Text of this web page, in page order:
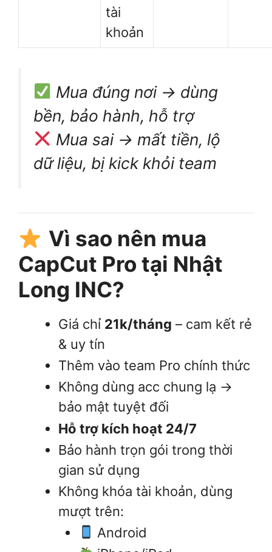
tài
khoản
Mua đúng nơi → dùng
bền, bảo hành, hỗ trợ
Mua sai → mất tiền, lộ
dữ liệu, bị kick khỏi team
Vì sao nên mua
CapCut Pro tại Nhật
Long INC?
Giá chỉ 21k/tháng – cam kết rẻ
& uy tín
Thêm vào team Pro chính thức
Không dùng acc chung lạ →
bảo mật tuyệt đối
Hỗ trợ kích hoạt 24/7
Bảo hành trọn gói trong thời
gian sử dụng
Không khóa tài khoản, dùng
mượt trên:
Android